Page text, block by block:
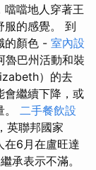
噹噹地人穿著王
服的感覺。 到
的顏色 - 室內設
魯巴州活動和裝
）的去
會繼續下降，或
二手餐飲設
英聯邦國家
在6月在盧旺達
承表示不滿。